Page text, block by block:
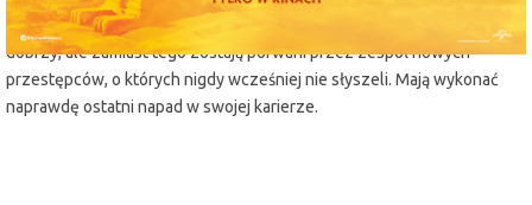
zreformowani złoczyńcy starają się (bardzo, bardzo mocno) być
dobrzy, ale zamiast tego zostają porwani przez zespół nowych
przestępców, o których nigdy wcześniej nie słyszeli. Mają wykonać
naprawdę ostatni napad w swojej karierze.